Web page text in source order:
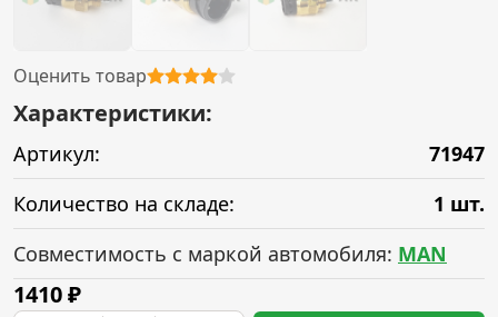
Оценить товар
Характеристики:
Артикул:
71947
Количество на складе:
1 шт.
Совместимость с маркой автомобиля: MAN
1410₽